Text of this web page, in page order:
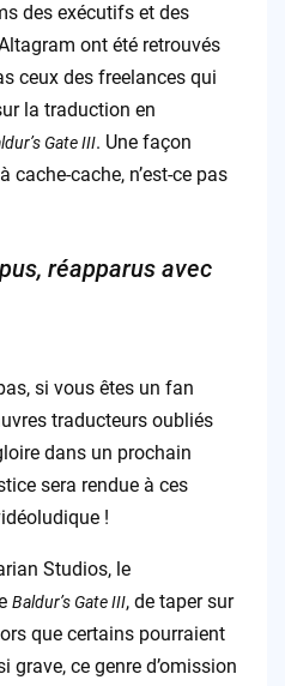
des exécutifs et des
ont été retrouvés
ceux des freelances qui
la traduction en
Gate III. Une façon
cache-cache, n’est-ce pas
réapparus avec
si vous êtes un fan
traducteurs oubliés
dans un prochain
sera rendue à ces
!
Studios, le
Baldur’s Gate III, de taper sur
que certains pourraient
grave, ce genre d’omission